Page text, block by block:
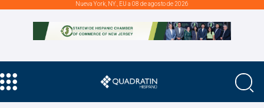
Nueva York, NY., EU a 08 de agosto de 2026